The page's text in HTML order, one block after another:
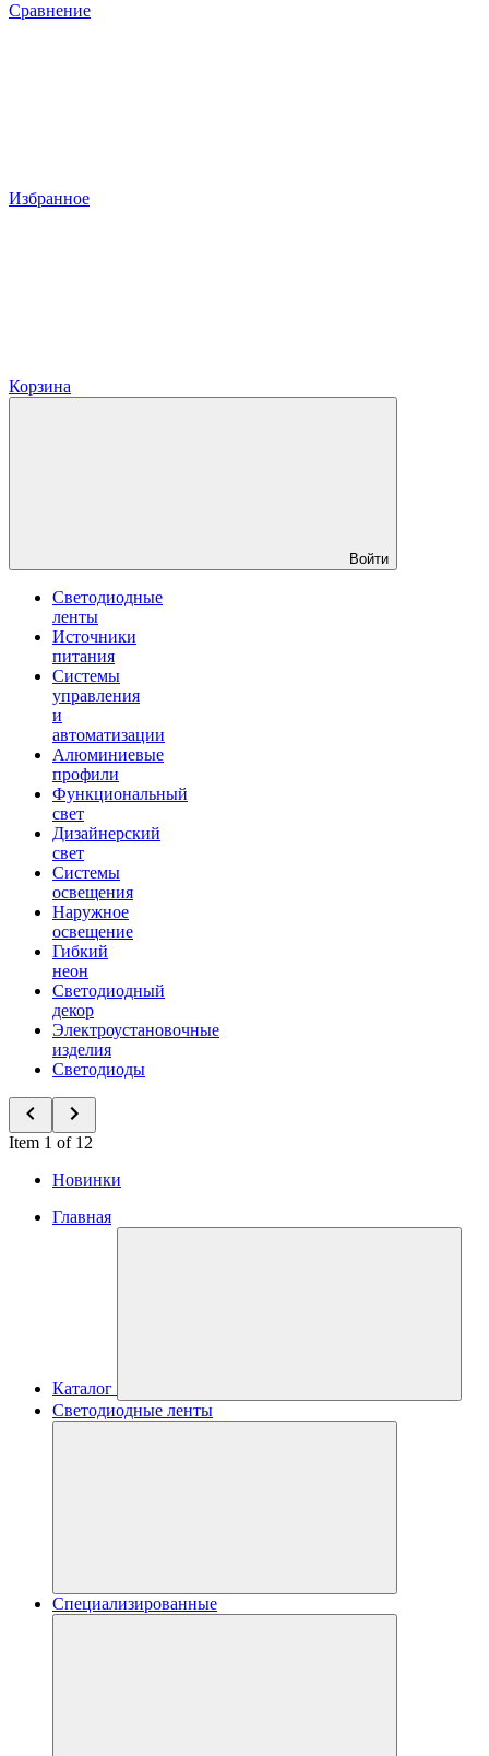
Сравнение
Избранное
Корзина
Войти
Светодиодные
ленты
Источники
питания
Системы
управления
и
автоматизации
Алюминиевые
профили
Функциональный
свет
Дизайнерский
свет
Системы
освещения
Наружное
освещение
Гибкий
неон
Светодиодный
декор
Электроустановочные
изделия
Светодиоды
Item 1 of 12
Новинки
Главная
Каталог
Светодиодные ленты
Специализированные